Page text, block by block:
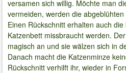
versamen sich willig. Möchte man
vermeiden, werden die
Einen Rückschnitt erhalten auch
Katzenbett missbraucht werden.
magisch an und sie wälzen sich in
Danach macht die Katzenminze
Rückschnitt verhilft ihr, wieder in